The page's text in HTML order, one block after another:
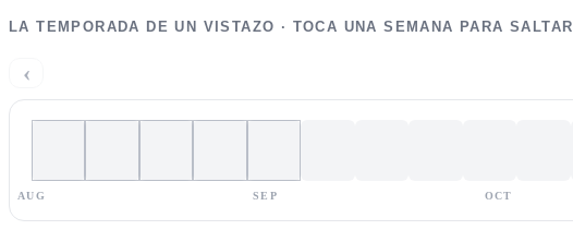
LA TEMPORADA DE UN VISTAZO · TOCA UNA SEMANA PARA SALTAR
‹
AUG SEP OCT